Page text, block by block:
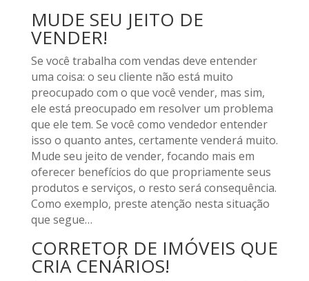
MUDE SEU JEITO DE
VENDER!
Se você trabalha com vendas deve entender
uma coisa: o seu cliente não está muito
preocupado com o que você vender, mas sim,
ele está preocupado em resolver um problema
que ele tem. Se você como vendedor entender
isso o quanto antes, certamente venderá muito.
Mude seu jeito de vender, focando mais em
oferecer benefícios do que propriamente seus
produtos e serviços, o resto será consequência.
Como exemplo, preste atenção nesta situação
que segue…
CORRETOR DE IMÓVEIS QUE
CRIA CENÁRIOS!